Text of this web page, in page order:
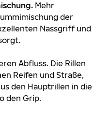
Mehr
der
Nassgriff und
Abfluss. Die Rillen
Reifen und Straße,
den Hauptrillen in die
den Grip.